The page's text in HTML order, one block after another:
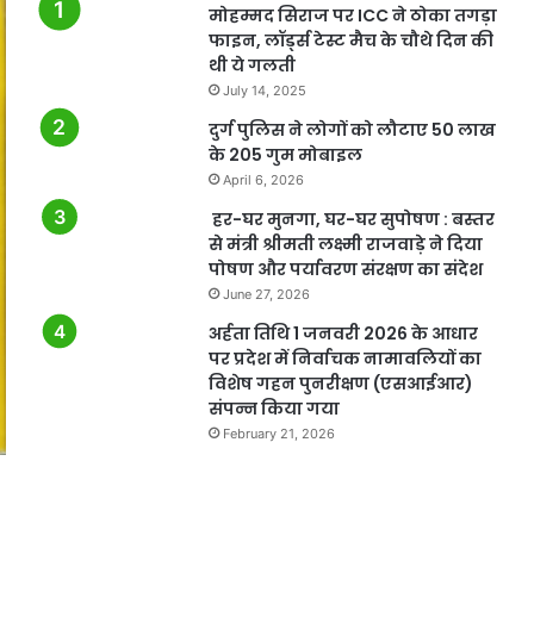
मोहम्मद सिराज पर ICC ने ठोका तगड़ा
फाइन, लॉर्ड्स टेस्ट मैच के चौथे दिन की
थी ये गलती
July 14, 2025
दुर्ग पुलिस ने लोगों को लौटाए 50 लाख
के 205 गुम मोबाइल
April 6, 2026
हर-घर मुनगा, घर-घर सुपोषण : बस्तर
से मंत्री श्रीमती लक्ष्मी राजवाड़े ने दिया
पोषण और पर्यावरण संरक्षण का संदेश
June 27, 2026
अर्हता तिथि 1 जनवरी 2026 के आधार
पर प्रदेश में निर्वाचक नामावलियों का
विशेष गहन पुनरीक्षण (एसआईआर)
संपन्न किया गया
February 21, 2026